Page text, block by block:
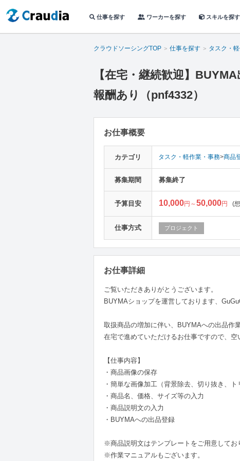
仕事を探す ワーカーを探す スキルを探す
クラウドソーシングTOP 仕事を探す タスク・
【在宅・継続歓迎】
報酬あり（pnf4332）
お仕事概要
カテゴリ タスク・軽作業・事務>商品
募集期間 募集終了
予算目安 10,000円～50,000円 (
仕事方式 プロジェクト
お仕事詳細
ご覧いただきありがとうございます。
BUYMAショップを運営しております、
取扱商品の増加に伴い、BUYMAへの出品作
在宅で進めていただけるお仕事ですので、空
【仕事内容】
・商品画像の保存
・簡単な画像加工（背景除去、切り抜き、ト
・商品名、価格、サイズ等の入力
・商品説明文の入力
・BUYMAへの出品登録
※商品説明文はテンプレートをご用意してお
※作業マニュアルもございます。